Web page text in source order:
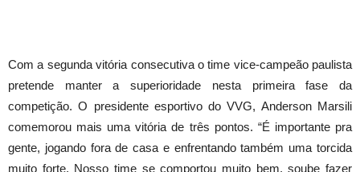
Com a segunda vitória consecutiva o time vice-campeão paulista
pretende manter a superioridade nesta primeira fase da
competição. O presidente esportivo do VVG, Anderson Marsili
comemorou mais uma vitória de três pontos. “É importante pra
gente, jogando fora de casa e enfrentando também uma torcida
muito forte. Nosso time se comportou muito bem, soube fazer